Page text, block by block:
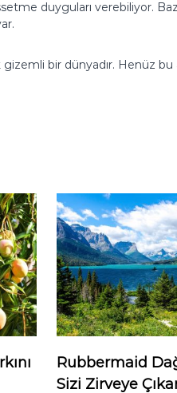
duyguları verebiliyor.
gizemli bir dünyadır. Henüz
Rubbermaid
Sizi Zirveye